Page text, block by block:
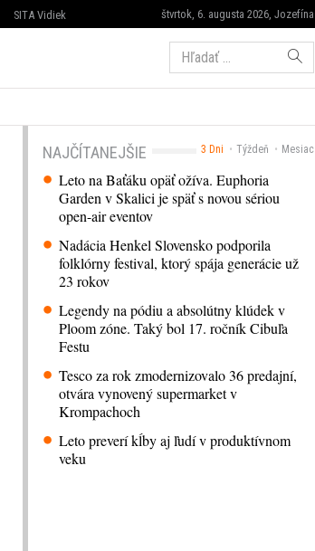
štvrtok, 6. augusta 2026, Jozefína
SITA Vidiek
Hľadať:
3 Dni Týždeň Mesiac
NAJČÍTANEJŠIE
Leto na Baťáku opäť ožíva. Euphoria
Garden v Skalici je späť s novou sériou
open-air eventov
Nadácia Henkel Slovensko podporila
folklórny festival, ktorý spája generácie už
23 rokov
Legendy na pódiu a absolútny klúdek v
Ploom zóne. Taký bol 17. ročník Cibuľa
Festu
Tesco za rok zmodernizovalo 36 predajní,
otvára vynovený supermarket v
Krompachoch
Leto preverí kĺby aj ľudí v produktívnom
veku